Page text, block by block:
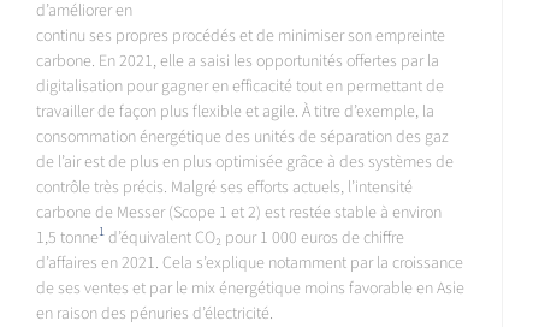
d’améliorer en
continu ses propres procédés et de minimiser son empreinte
carbone. En 2021, elle a saisi les opportunités offertes par la
digitalisation pour gagner en efficacité tout en permettant de
travailler de façon plus flexible et agile. À titre d’exemple, la
consommation énergétique des unités de séparation des gaz
de l’air est de plus en plus optimisée grâce à des systèmes de
contrôle très précis. Malgré ses efforts actuels, l’intensité
carbone de Messer (Scope 1 et 2) est restée stable à environ
1,5 tonne1 d’équivalent CO₂ pour 1 000 euros de chiffre
d’affaires en 2021. Cela s’explique notamment par la croissance
de ses ventes et par le mix énergétique moins favorable en Asie
en raison des pénuries d’électricité.